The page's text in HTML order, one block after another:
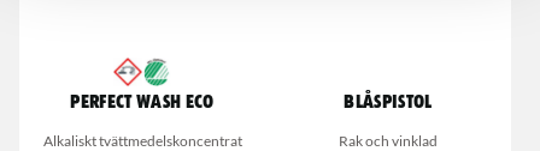
Perfect Wash Eco
Alkaliskt tvättmedelskoncentrat
Blåspistol
Rak och vinklad